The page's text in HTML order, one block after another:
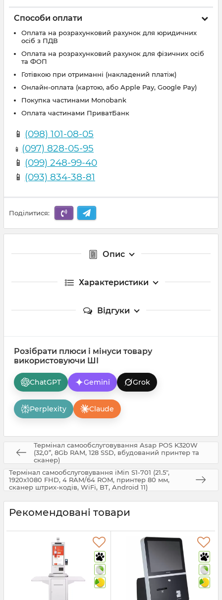
Способи оплати
Оплата на розрахунковий рахунок для юридичних
осіб з ПДВ
Оплата на розрахунковий рахунок для фізичних осіб
та ФОП
Готівкою при отриманні (накладений платіж)
Онлайн-оплата (картою, або Apple Pay, Google Pay)
Покупка частинами Monobank
Оплата частинами ПриватБанк
📱 (098) 101-08-05
📱 (097) 828-05-95
📱 (099) 248-99-40
📱 (093) 834-38-81
Поділитися:
Опис
Характеристики
Відгуки
Розібрати плюси і мінуси товару
використовуючи ШІ
ChatGPT Gemini Grok
Perplexity Claude
Термінал самообслуговування Asap POS K320W
(32,0”, 8Gb RAM, 128 SSD, вбудований принтер та
сканер)
Термінал самообслуговування iMin S1-701 (21.5",
1920x1080 FHD, 4 RAM/64 ROM, принтер 80 мм,
сканер штрих-кодів, WiFi, BT, Android 11)
Рекомендовані товари